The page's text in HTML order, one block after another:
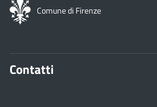
Comune di Firenze
Contatti